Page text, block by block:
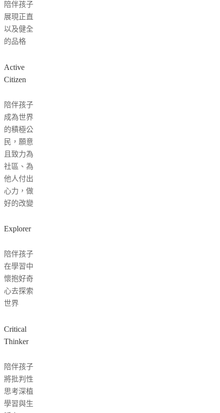
陪伴孩子
展現正直
以及健全
的品格
Active
Citizen
陪伴孩子
成為世界
的積極公
民，願意
且致力為
社區、為
他人付出
心力，做
好的改變
Explorer
陪伴孩子
在學習中
懷抱好奇
心去探索
世界
Critical
Thinker
陪伴孩子
將批判性
思考深植
學習與生